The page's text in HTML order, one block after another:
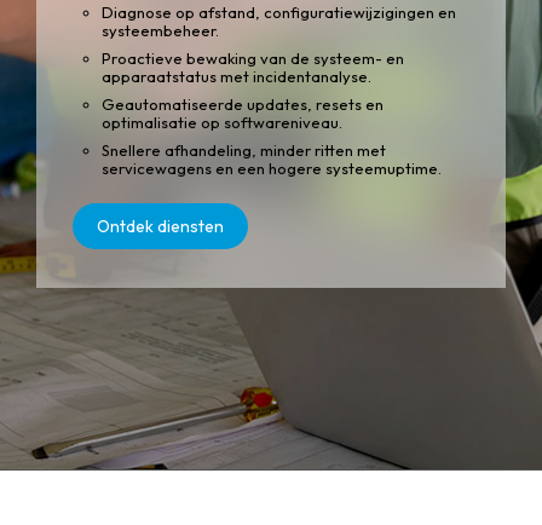
Diagnose op afstand, configuratiewijzigingen en
systeembeheer.
Proactieve bewaking van de systeem- en
apparaatstatus met incidentanalyse.
Geautomatiseerde updates, resets en
optimalisatie op softwareniveau.
Snellere afhandeling, minder ritten met
servicewagens en een hogere systeemuptime.
Ontdek diensten